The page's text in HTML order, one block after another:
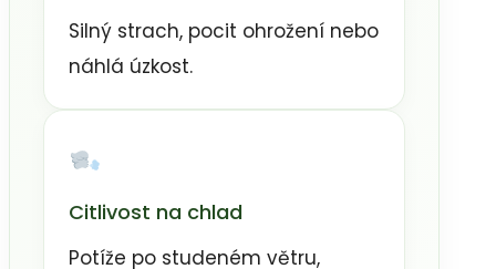
Silný strach, pocit ohrožení nebo
náhlá úzkost.
Citlivost na chlad
Potíže po studeném větru,